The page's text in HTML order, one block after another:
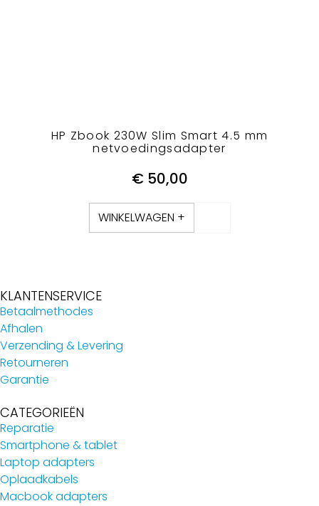
HP Zbook 230W Slim Smart 4.5 mm
netvoedingsadapter
€50,00
WINKELWAGEN +
KLANTENSERVICE
Betaalmethodes
Afhalen
Verzending & Levering
Retourneren
Garantie
CATEGORIEËN
Reparatie
Smartphone & tablet
Laptop adapters
Oplaadkabels
Macbook adapters